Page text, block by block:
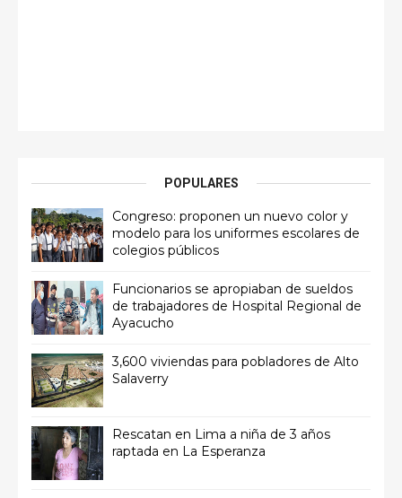
POPULARES
Congreso: proponen un nuevo color y
modelo para los uniformes escolares de
colegios públicos
Funcionarios se apropiaban de sueldos
de trabajadores de Hospital Regional de
Ayacucho
3,600 viviendas para pobladores de Alto
Salaverry
Rescatan en Lima a niña de 3 años
raptada en La Esperanza